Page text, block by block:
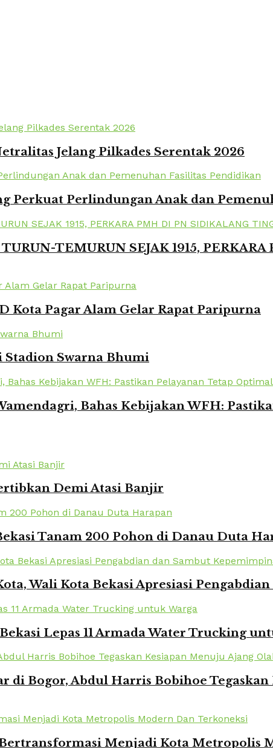
Jelang Pilkades Serentak 2026
Perkuat Perlindungan Anak dan
TEMURUN SEJAK 1915,
Kota Pagar Alam Gelar Rapat Paripurna
Stadion Swarna Bhumi
Bahas Kebijakan WFH:
Demi Atasi Banjir
Tanam 200 Pohon di Danau Duta
Wali Kota Bekasi Apresiasi
Lepas 11 Armada Water Trucking
di Bogor, Abdul Harris Bobihoe
Menjadi Kota Metropolis